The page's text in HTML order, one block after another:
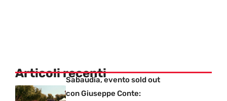
Articoli recentiSabaudia, evento sold out
con Giuseppe Conte: